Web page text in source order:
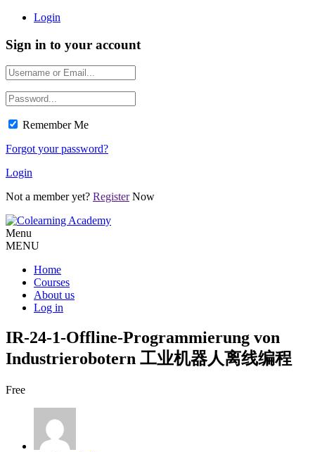
Login
Sign in to your account
Remember Me
Forgot your password?
Login
Not a member yet? RegisterNow
Menu
MENU
Home
Courses
About us
Log in
IR-24-1-Offline-Programmierung von
Industrierobotern 工业机器人离线编程
Free